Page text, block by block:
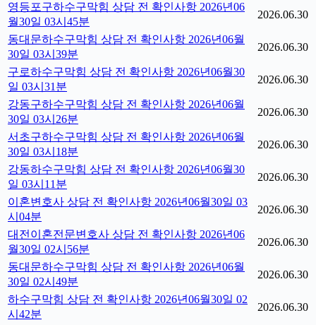
영등포구하수구막힘 상담 전 확인사항 2026년06
월30일 03시45분
2026.06.30
동대문하수구막힘 상담 전 확인사항 2026년06월
30일 03시39분
2026.06.30
구로하수구막힘 상담 전 확인사항 2026년06월30
일 03시31분
2026.06.30
강동구하수구막힘 상담 전 확인사항 2026년06월
30일 03시26분
2026.06.30
서초구하수구막힘 상담 전 확인사항 2026년06월
30일 03시18분
2026.06.30
강동하수구막힘 상담 전 확인사항 2026년06월30
일 03시11분
2026.06.30
이혼변호사 상담 전 확인사항 2026년06월30일 03
시04분
2026.06.30
대전이혼전문변호사 상담 전 확인사항 2026년06
월30일 02시56분
2026.06.30
동대문하수구막힘 상담 전 확인사항 2026년06월
30일 02시49분
2026.06.30
하수구막힘 상담 전 확인사항 2026년06월30일 02
시42분
2026.06.30